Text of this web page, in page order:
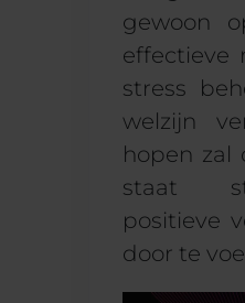
gewoon
effectieve
stress
welzijn
hopen zal
staat
positieve
door te